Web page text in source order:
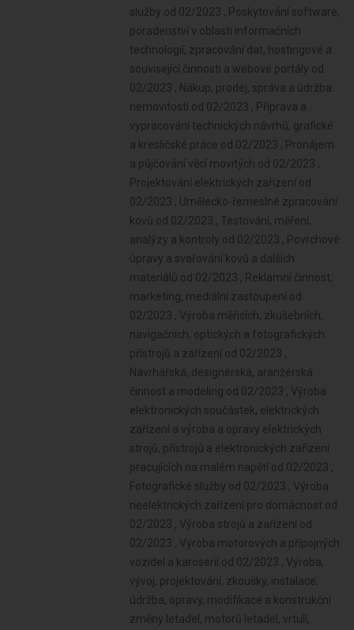
služby od 02/2023 , Poskytování software,
poradenství v oblasti informačních
technologií, zpracování dat, hostingové a
související činnosti a webové portály od
02/2023 , Nákup, prodej, správa a údržba
nemovitostí od 02/2023 , Příprava a
vypracování technických návrhů, grafické
a kresličské práce od 02/2023 , Pronájem
a půjčování věcí movitých od 02/2023 ,
Projektování elektrických zařízení od
02/2023 , Umělecko-řemeslné zpracování
kovů od 02/2023 , Testování, měření,
analýzy a kontroly od 02/2023 , Povrchové
úpravy a svařování kovů a dalších
materiálů od 02/2023 , Reklamní činnost,
marketing, mediální zastoupení od
02/2023 , Výroba měřicích, zkušebních,
navigačních, optických a fotografických
přístrojů a zařízení od 02/2023 ,
Návrhářská, designérská, aranžérská
činnost a modeling od 02/2023 , Výroba
elektronických součástek, elektrických
zařízení a výroba a opravy elektrických
strojů, přístrojů a elektronických zařízení
pracujících na malém napětí od 02/2023 ,
Fotografické služby od 02/2023 , Výroba
neelektrických zařízení pro domácnost od
02/2023 , Výroba strojů a zařízení od
02/2023 , Výroba motorových a přípojných
vozidel a karoserií od 02/2023 , Výroba,
vývoj, projektování, zkoušky, instalace,
údržba, opravy, modifikace a konstrukční
změny letadel, motorů letadel, vrtulí,